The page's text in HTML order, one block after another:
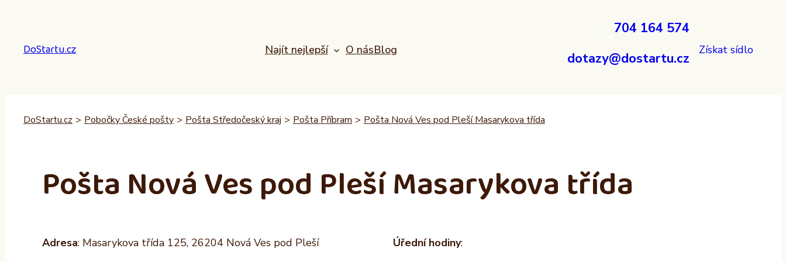
DoStartu.cz Najít nejlepší O násBlog
704 164 574
dotazy@dostartu.cz
Získat sídlo
DoStartu.cz > Pobočky České pošty > Pošta Středočeský kraj > Pošta Příbram > Pošta Nová Ves pod Pleší Masarykova třída
Pošta Nová Ves pod Pleší Masarykova třída
Adresa: Masarykova třída 125, 26204 Nová Ves pod Pleší Úřední hodiny: